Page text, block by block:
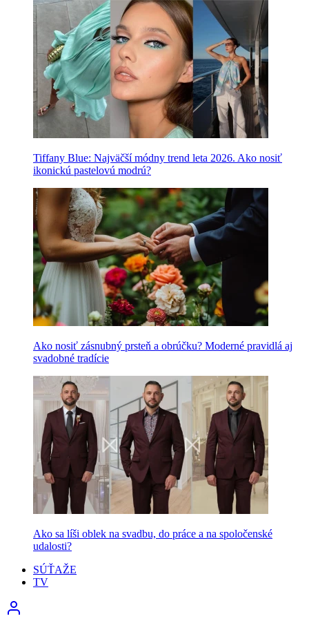
Tiffany Blue: Najväčší módny trend leta 2026. Ako nosiť
ikonickú pastelovú modrú?
Ako nosiť zásnubný prsteň a obrúčku? Moderné pravidlá aj
svadobné tradície
Ako sa líši oblek na svadbu, do práce a na spoločenské
udalosti?
SÚŤAŽE
TV